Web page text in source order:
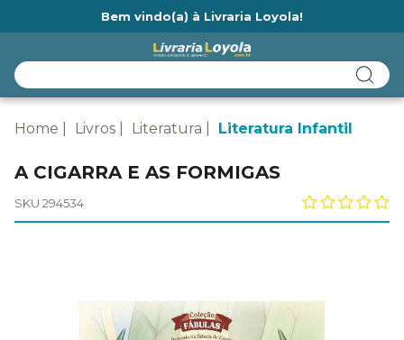
Bem vindo(a) à Livraria Loyola!
Home Livros Literatura Literatura Infantil
A CIGARRA E AS FORMIGAS
SKU 294534